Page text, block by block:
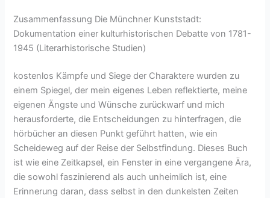
Zusammenfassung Die Münchner Kunststadt:
Dokumentation einer kulturhistorischen Debatte von 1781-
1945 (Literarhistorische Studien)
kostenlos Kämpfe und Siege der Charaktere wurden zu
einem Spiegel, der mein eigenes Leben reflektierte, meine
eigenen Ängste und Wünsche zurückwarf und mich
herausforderte, die Entscheidungen zu hinterfragen, die
hörbücher an diesen Punkt geführt hatten, wie ein
Scheideweg auf der Reise der Selbstfindung. Dieses Buch
ist wie eine Zeitkapsel, ein Fenster in eine vergangene Ära,
die sowohl faszinierend als auch unheimlich ist, eine
Erinnerung daran, dass selbst in den dunkelsten Zeiten